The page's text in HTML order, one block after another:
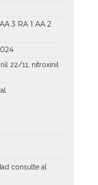
3 RA 1 AA 2
22/11, nitroxinil
consulte al